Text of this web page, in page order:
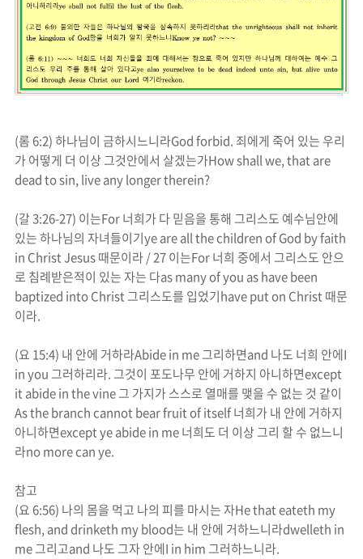
(롬 6:2)하나님이 금하시느니라God forbid. 죄에게 죽어 있는 우리
가 어떻게 더 이상 그것안에서 살겠는가How shall we, that are
dead to sin, live any longer therein?
(갈3:26-27) 이는For너희가 다 믿음을 통해 그리스도 예수님안에
있는 하나님의 자녀들이기ye are all the children of God by faith
in Christ Jesus때문이라/ 27이는For너희 중에서 그리스도 안으
로 침례받은적이 있는 자는 다as many of you as have been
baptized into Christ그리스도를 입었기have put on Christ때문
이라.
(요 15:4) 내 안에 거하라Abide in me그리하면and 나도 너희 안에I
in you 그러하리라. 그것이 포도나무 안에 거하지 아니하면except
it abide in the vine그 가지가 스스로 열매를 맺을 수 없는 것 같이
As the branch cannot bear fruit of itself너희가 내 안에 거하지
아니하면except ye abide in me너희도 더 이상 그리 할 수 없느니
라no more can ye.
참고
(요 6:56) 나의 몸을 먹고 나의 피를 마시는 자He that eateth my
flesh, and drinketh my blood는 내 안에 거하느니라dwelleth in
me그리고and 나도 그자 안에I in him 그러하느니라.